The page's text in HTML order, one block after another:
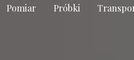
Pomiar Próbki